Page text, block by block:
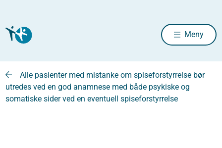
Meny
Alle pasienter med mistanke om spiseforstyrrelse bør
utredes ved en god anamnese med både psykiske og
somatiske sider ved en eventuell spiseforstyrrelse